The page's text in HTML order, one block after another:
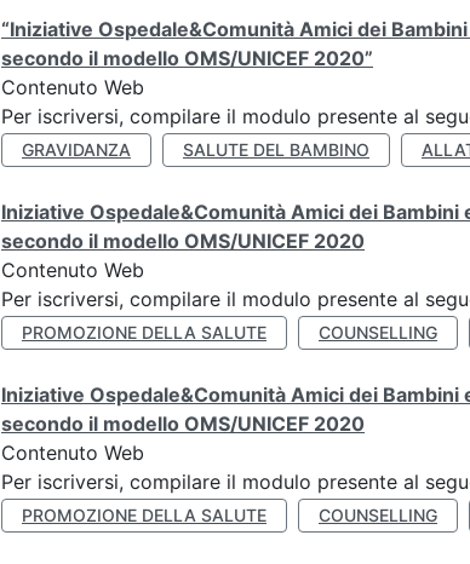
“Iniziative Ospedale&Comunità Amici dei
secondo il modello OMS/UNICEF 2020”
Contenuto Web
Per iscriversi, compilare il modulo presente al
GRAVIDANZA SALUTE DEL BAMBINO
Iniziative Ospedale&Comunità Amici dei
secondo il modello OMS/UNICEF 2020
Contenuto Web
Per iscriversi, compilare il modulo presente al
PROMOZIONE DELLA SALUTE COUNSELLING
Iniziative Ospedale&Comunità Amici dei
secondo il modello OMS/UNICEF 2020
Contenuto Web
Per iscriversi, compilare il modulo presente al
PROMOZIONE DELLA SALUTE COUNSELLING